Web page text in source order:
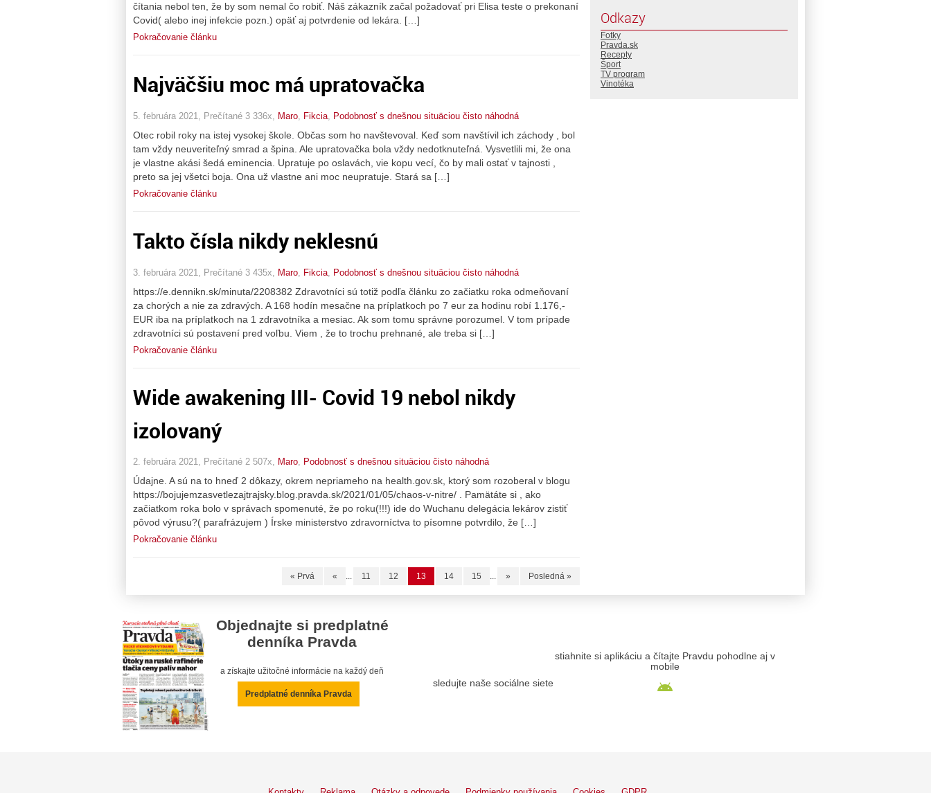
čítania nebol ten, že by som nemal čo robiť. Náš zákazník začal požadovať pri Elisa teste o prekonaní
Covid( alebo inej infekcie pozn.) opäť aj potvrdenie od lekára. […]
Pokračovanie článku
Najväčšiu moc má upratovačka
5. februára 2021, Prečítané 3 336x, Maro Fikcia Podobnosť s dnešnou situäciou čisto náhodná
Otec robil roky na istej vysokej škole. Občas som ho navštevoval. Keď som navštívil ich záchody , bol
tam vždy neuveriteľný smrad a špina. Ale upratovačka bola vždy nedotknuteľná. Vysvetlili mi, že ona
je vlastne akási šedá eminencia. Upratuje po oslavách, vie kopu vecí, čo by mali ostať v tajnosti ,
preto sa jej všetci boja. Ona už vlastne ani moc neupratuje. Stará sa […]
Pokračovanie článku
Takto čísla nikdy neklesnú
3. februára 2021, Prečítané 3 435x, Maro Fikcia Podobnosť s dnešnou situäciou čisto náhodná
https://e.dennikn.sk/minuta/2208382 Zdravotníci sú totiž podľa článku zo začiatku roka odmeňovaní
za chorých a nie za zdravých. A 168 hodín mesačne na príplatkoch po 7 eur za hodinu robí 1.176,-
EUR iba na príplatkoch na 1 zdravotníka a mesiac. Ak som tomu správne porozumel. V tom prípade
zdravotníci sú postavení pred voľbu. Viem , že to trochu prehnané, ale treba si […]
Pokračovanie článku
Wide awakening III- Covid 19 nebol nikdy
izolovaný
2. februára 2021, Prečítané 2 507x, Maro, Podobnosť s dnešnou situäciou čisto náhodná
Údajne. A sú na to hneď 2 dôkazy, okrem nepriameho na health.gov.sk, ktorý som rozoberal v blogu
https://bojujemzasvetlezajtrajsky.blog.pravda.sk/2021/01/05/chaos-v-nitre/ . Pamätáte si , ako
začiatkom roka bolo v správach spomenuté, že po roku(!!!) ide do Wuchanu delegácia lekárov zistiť
pôvod výrusu?( parafrázujem ) Írske ministerstvo zdravorníctva to písomne potvrdilo, že […]
Pokračovanie článku
« Prvá « ... 11 12 13 14 15 ... » Posledná »
Odkazy
Fotky
Pravda.sk
Recepty
Šport
TV program
Vinotéka
Objednajte si predplatné
denníka Pravda
a získajte užitočné informácie na každý deň
Predplatné denníka Pravda
sledujte naše sociálne siete
stiahnite si aplikáciu a čítajte Pravdu pohodlne aj v
mobile